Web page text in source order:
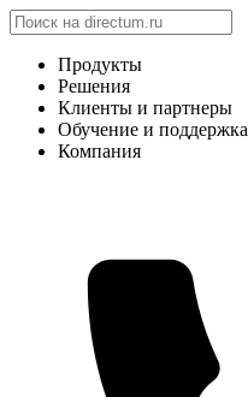
Продукты
Решения
Клиенты и партнеры
Обучение и поддержка
Компания